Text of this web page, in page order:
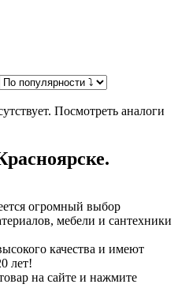
Посмотреть аналоги
огромный выбор
мебели и сантехники
качества и имеют
лет!
на сайте и нажмите